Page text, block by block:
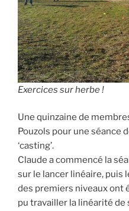
Exercices sur herbe !
Une quinzaine de
Pouzols pour une séance
‘casting’.
Claude a commencé la
sur le lancer linéaire, puis
des premiers niveaux ont
pu travailler la linéarité de